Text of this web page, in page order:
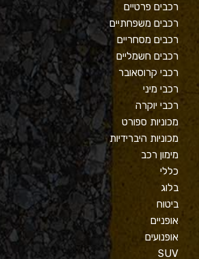
רכבים פרטיים
רכבים משפחתיים
רכבים מסחריים
רכבים חשמליים
רכבי קרוסאובר
רכבי מיני
רכבי יוקרה
מכוניות ספורט
מכוניות היברידיות
מימון רכב
כללי
בלוג
ביטוח
אופניים
אופנועים
SUV